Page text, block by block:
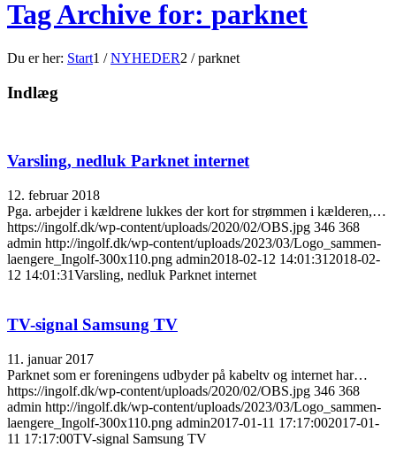
Tag Archive for: parknet
Du er her: Start1 / NYHEDER2 / parknet
Indlæg
Varsling, nedluk Parknet internet
12. februar 2018
Pga. arbejder i kældrene lukkes der kort for strømmen i kælderen,…
https://ingolf.dk/wp-content/uploads/2020/02/OBS.jpg 346 368
admin http://ingolf.dk/wp-content/uploads/2023/03/Logo_sammen-
laengere_Ingolf-300x110.png admin2018-02-12 14:01:31 2018-02-
12 14:01:31Varsling, nedluk Parknet internet
TV-signal Samsung TV
11. januar 2017
Parknet som er foreningens udbyder på kabeltv og internet har…
https://ingolf.dk/wp-content/uploads/2020/02/OBS.jpg 346 368
admin http://ingolf.dk/wp-content/uploads/2023/03/Logo_sammen-
laengere_Ingolf-300x110.png admin2017-01-11 17:17:002017-01-
11 17:17:00TV-signal Samsung TV